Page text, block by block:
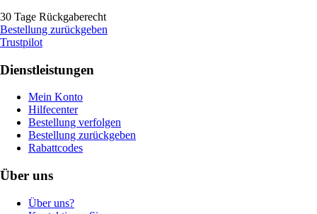
30 Tage Rückgaberecht
Bestellung zurückgeben
Trustpilot
Dienstleistungen
Mein Konto
Hilfecenter
Bestellung verfolgen
Bestellung zurückgeben
Rabattcodes
Über uns
Über uns?